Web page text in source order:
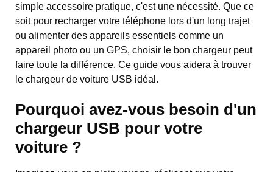
simple accessoire pratique, c'est une nécessité. Que ce
soit pour recharger votre téléphone lors d'un long trajet
ou alimenter des appareils essentiels comme un
appareil photo ou un GPS, choisir le bon chargeur peut
faire toute la différence. Ce guide vous aidera à trouver
le chargeur de voiture USB idéal.
Pourquoi avez-vous besoin d'un
chargeur USB pour votre
voiture ?